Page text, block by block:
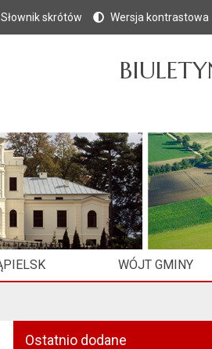
Słownik skrótów Wersja kontrastowa
WÓJT GMINY
Ostatnio dodane